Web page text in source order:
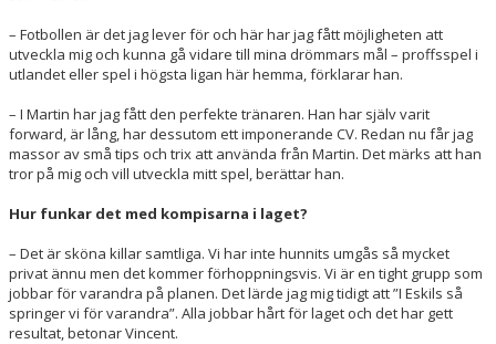
– Fotbollen är det jag lever för och här har jag fått möjligheten att
utveckla mig och kunna gå vidare till mina drömmars mål – proffsspel i
utlandet eller spel i högsta ligan här hemma, förklarar han.
– I Martin har jag fått den perfekte tränaren. Han har själv varit
forward, är lång, har dessutom ett imponerande CV. Redan nu får jag
massor av små tips och trix att använda från Martin. Det märks att han
tror på mig och vill utveckla mitt spel, berättar han.
Hur funkar det med kompisarna i laget?
– Det är sköna killar samtliga. Vi har inte hunnits umgås så mycket
privat ännu men det kommer förhoppningsvis. Vi är en tight grupp som
jobbar för varandra på planen. Det lärde jag mig tidigt att ”I Eskils så
springer vi för varandra”. Alla jobbar hårt för laget och det har gett
resultat, betonar Vincent.